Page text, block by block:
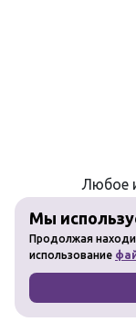
Мы
Продолжая
использование
Любое